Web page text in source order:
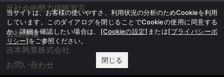
反社会的勢力排除宣言
会社情報
吉本興業株式会社
お問い合わせ
当サイトは、お客様の使いやすさ、利用状況の分析のためCookieを利用
しています。このダイアログを閉じることでCookieの使用に同意する
か、詳細を確認したい場合は、 [Cookieの設定] または[プライバシーポ
リシー]をご参照ください。
閉じる